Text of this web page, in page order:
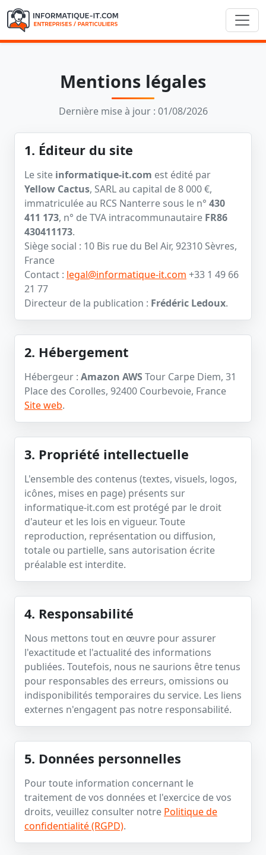
Mentions légales
Dernière mise à jour : 01/08/2026
1. Éditeur du site
Le site informatique-it.com est édité par
Yellow Cactus, SARL au capital de 8 000 €,
immatriculée au RCS Nanterre sous le n° 430
411 173, n° de TVA intracommunautaire FR86
430411173.
Siège social : 10 Bis rue du Bel Air, 92310 Sèvres,
France
Contact : legal@informatique-it.com +33 1 49 66
21 77
Directeur de la publication : Frédéric Ledoux.
2. Hébergement
Hébergeur : Amazon AWS Tour Carpe Diem, 31
Place des Corolles, 92400 Courbevoie, France
Site web.
3. Propriété intellectuelle
L'ensemble des contenus (textes, visuels, logos,
icônes, mises en page) présents sur
informatique-it.com est protégé par le droit
d'auteur et les lois en vigueur. Toute
reproduction, représentation ou diffusion,
totale ou partielle, sans autorisation écrite
préalable est interdite.
4. Responsabilité
Nous mettons tout en œuvre pour assurer
l'exactitude et l'actualité des informations
publiées. Toutefois, nous ne saurions être tenus
pour responsables des erreurs, omissions ou
indisponibilités temporaires du service. Les liens
externes n'engagent pas notre responsabilité.
5. Données personnelles
Pour toute information concernant le
traitement de vos données et l'exercice de vos
droits, veuillez consulter notre Politique de
confidentialité (RGPD).